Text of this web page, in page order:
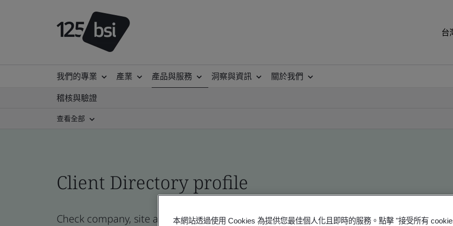
台
我們的專業 產業 產品與服務 洞察與資訊
關於我們
稽核與驗證
查看全部
Client Directory profile
Check company, site and product certificates - Validation and Verification
本網站透過使用 Cookies 為提供您最佳個人化且即時的服務。點擊 "接受所有